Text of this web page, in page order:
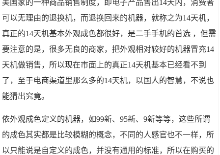
美国家的一种商品销售制度，即电子产品售出14天内，消费者
可以无理由的退换机，而退换回来的机器，就称之为14天机，
真正的14天机基本外观成色都很好，是二手手机的首选 ，但需
要注意的是，很多无良的商家，把外观相对较好的机器冒充14
天机做销售，所以现在市面上的真正14天机基本已经看不到
了，至于电商渠道里那么多的14天机，以国人的智慧，不说也
能猜出究竟。
依外观成色定义的机器，如99新、95新、9新等等，这些所谓
的成色其实都是比较模糊的概念，不同的人感官也不一样，所
以只能说是自定义的成色，并没有通用的标准，所以在购买的